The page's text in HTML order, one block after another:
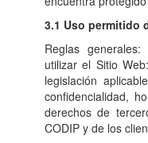
3.1 Uso permitido
Reglas
utilizar el Sitio
legislación
confidencialidad,
derechos de
CODIP y de los